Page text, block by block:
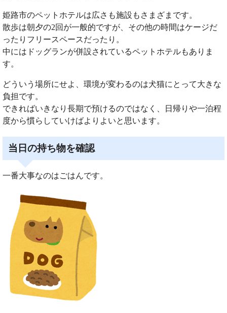
姫路市のペットホテルは広さも施設もさまざまです。
散歩は朝夕の2回が一般的ですが、その他の時間はケージだ
ったりフリースペースだったり。
中にはドッグランが併設されているペットホテルもありま
す。
どういう場所にせよ、環境が変わるのは犬猫にとって大きな
負担です。
できればいきなり長期で預けるのではなく、日帰りや一泊程
度から慣らしていけばよりよいと思います。
当日の持ち物を確認
一番大事なのはごはんです。